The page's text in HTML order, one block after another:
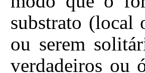
substrato (local
ou serem
verdadeiros ou